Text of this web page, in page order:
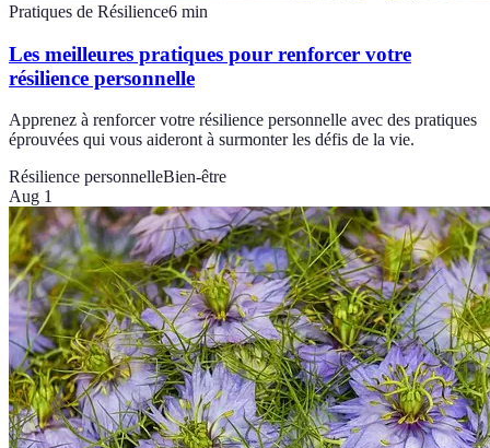
Pratiques de Résilience6 min
Les meilleures pratiques pour renforcer votre
résilience personnelle
Apprenez à renforcer votre résilience personnelle avec des pratiques
éprouvées qui vous aideront à surmonter les défis de la vie.
Résilience personnelleBien-être
Aug 1